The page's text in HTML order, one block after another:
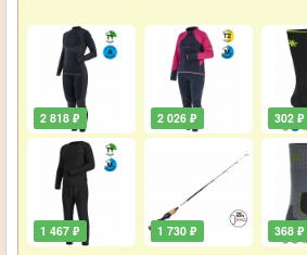
2 818 ₽
1 467 ₽
2 026 ₽
1 730 ₽
302 ₽
368 ₽